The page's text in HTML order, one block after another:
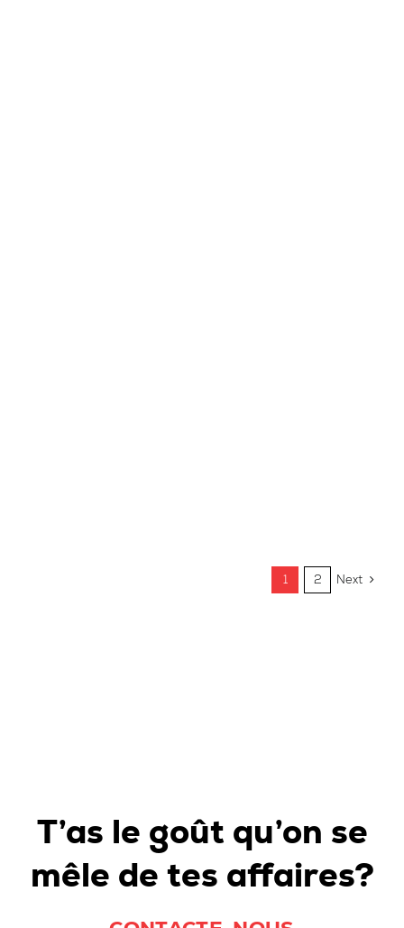
1 2 Next
T’as le goût qu’on se
mêle de tes affaires?